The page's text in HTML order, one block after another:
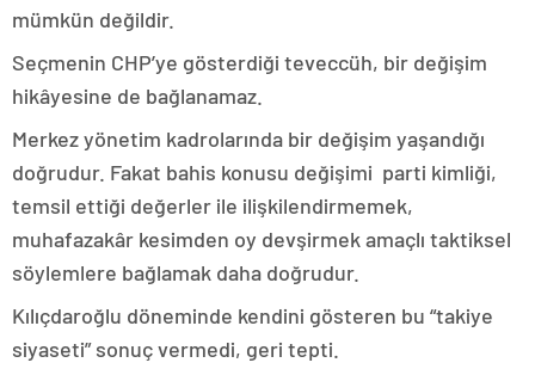
mümkün değildir.
Seçmenin CHP’ye gösterdiği teveccüh, bir değişim
hikâyesine de bağlanamaz.
Merkez yönetim kadrolarında bir değişim yaşandığı
doğrudur. Fakat bahis konusu değişimi parti kimliği,
temsil ettiği değerler ile ilişkilendirmemek,
muhafazakâr kesimden oy devşirmek amaçlı taktiksel
söylemlere bağlamak daha doğrudur.
Kılıçdaroğlu döneminde kendini gösteren bu “takiye
siyaseti” sonuç vermedi, geri tepti.